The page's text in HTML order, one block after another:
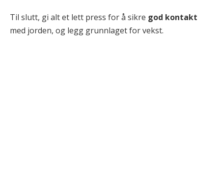
Til slutt, gi alt et lett press for å sikre god kontakt
med jorden, og legg grunnlaget for vekst.